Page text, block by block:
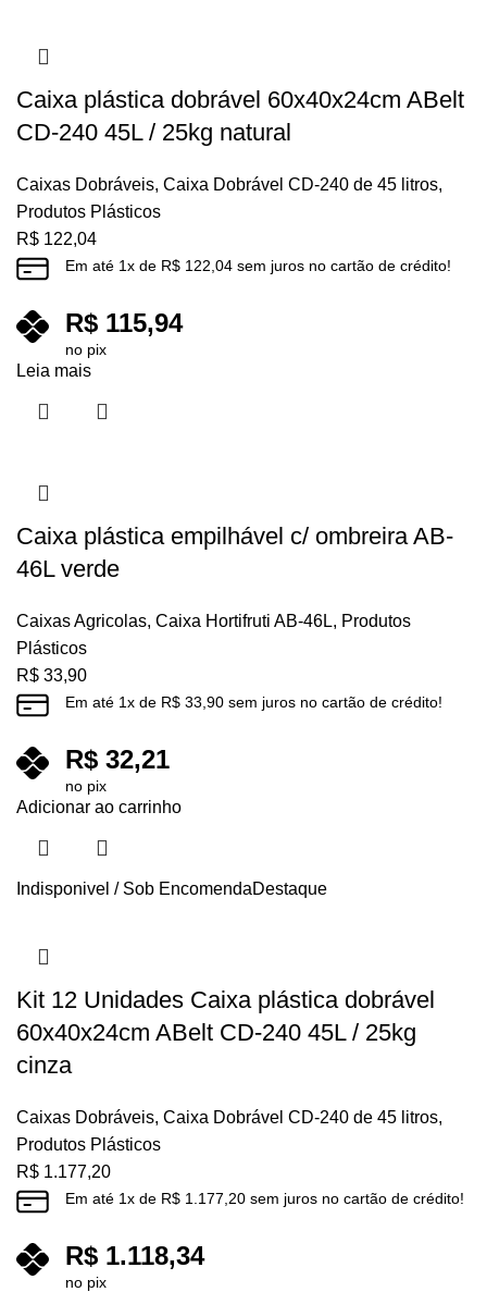
Caixa plástica dobrável 60x40x24cm ABelt
CD-240 45L / 25kg natural
Caixas Dobráveis, Caixa Dobrável CD-240 de 45 litros,
Produtos Plásticos
R$ 122,04
Em até 1x de R$ 122,04 sem juros no cartão de crédito!
R$ 115,94
no pix
Leia mais
Caixa plástica empilhável c/ ombreira AB-
46L verde
Caixas Agricolas, Caixa Hortifruti AB-46L, Produtos
Plásticos
R$ 33,90
Em até 1x de R$ 33,90 sem juros no cartão de crédito!
R$ 32,21
no pix
Adicionar ao carrinho
Indisponivel / Sob EncomendaDestaque
Kit 12 Unidades Caixa plástica dobrável
60x40x24cm ABelt CD-240 45L / 25kg
cinza
Caixas Dobráveis, Caixa Dobrável CD-240 de 45 litros,
Produtos Plásticos
R$ 1.177,20
Em até 1x de R$ 1.177,20 sem juros no cartão de crédito!
R$ 1.118,34
no pix